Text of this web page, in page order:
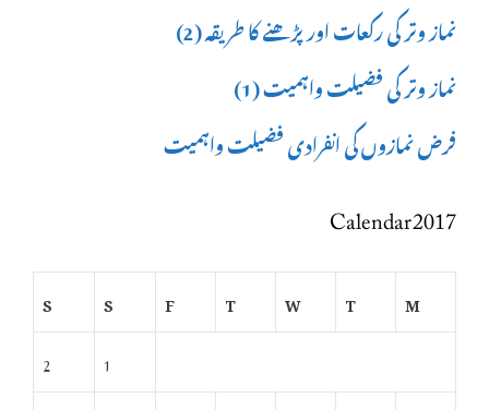
نماز وتر کی رکعات اور پڑھنے کا طریقہ (2)
نماز وتر کی فضیلت واہمیت (1)
فرض نمازوں کی انفرادی فضیلت واہمیت
Calendar 2017
M
T
W
T
F
S
S
1
2